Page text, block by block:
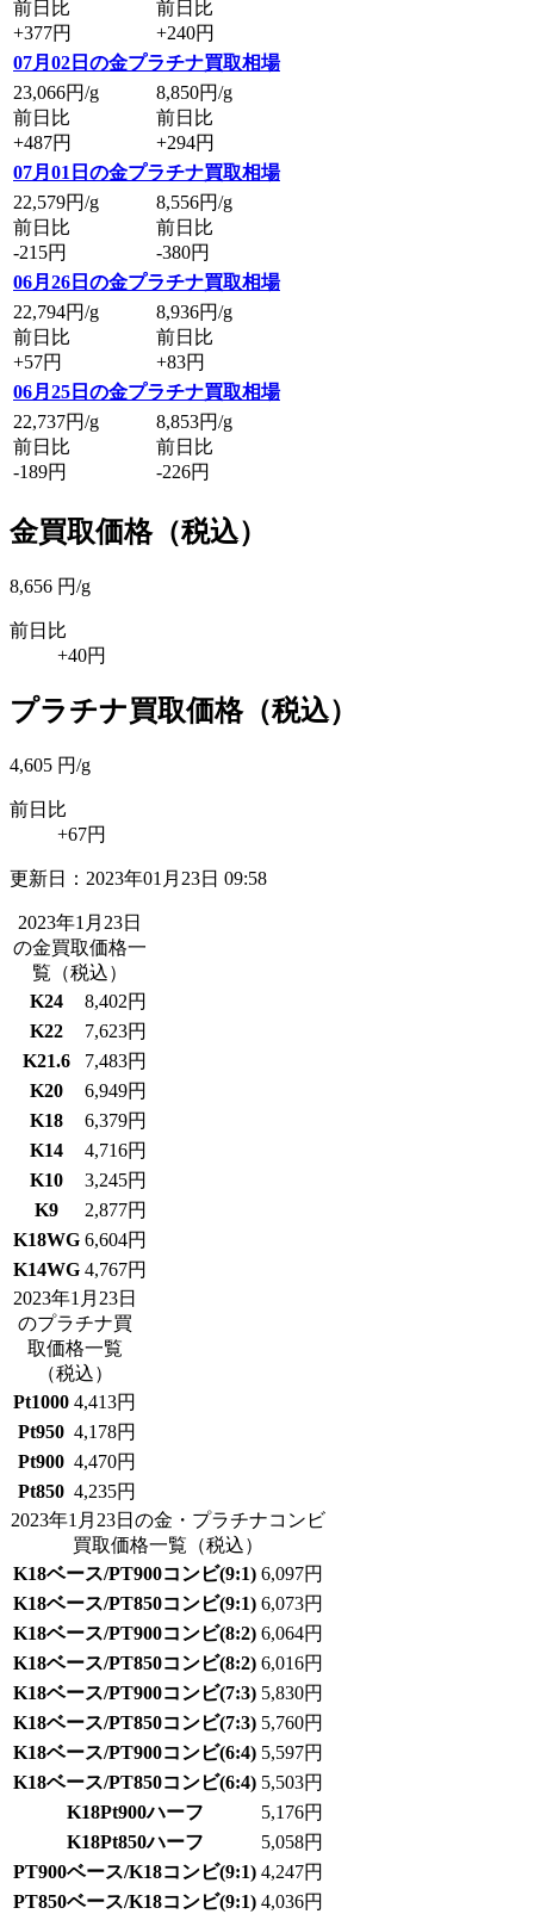
前日比
+377円
前日比
+240円
07月02日の金プラチナ買取相場
23,066円/g
前日比
+487円
8,850円/g
前日比
+294円
07月01日の金プラチナ買取相場
22,579円/g
前日比
-215円
8,556円/g
前日比
-380円
06月26日の金プラチナ買取相場
22,794円/g
前日比
+57円
8,936円/g
前日比
+83円
06月25日の金プラチナ買取相場
22,737円/g
前日比
-189円
8,853円/g
前日比
-226円
金買取価格（税込）
8,656 円/g
前日比
+40円
プラチナ買取価格（税込）
4,605 円/g
前日比
+67円
更新日： 2023年01月23日 09:58
2023年1月23日
の金買取価格一
覧 （税込）
K24
8,402円
K22
7,623円
K21.6
7,483円
K20
6,949円
K18
6,379円
K14
4,716円
K10
3,245円
K9
2,877円
K18WG 6,604円
K14WG 4,767円
2023年1月23日
のプラチナ買
取価格一覧
（税込）
Pt1000 4,413円
Pt950 4,178円
Pt900 4,470円
Pt850 4,235円
2023年1月23日の金・プラチナコンビ
買取価格一覧 （税込）
K18ベース/PT900コンビ(9:1) 6,097円
K18ベース/PT850コンビ(9:1) 6,073円
K18ベース/PT900コンビ(8:2) 6,064円
K18ベース/PT850コンビ(8:2) 6,016円
K18ベース/PT900コンビ(7:3) 5,830円
K18ベース/PT850コンビ(7:3) 5,760円
K18ベース/PT900コンビ(6:4) 5,597円
K18ベース/PT850コンビ(6:4) 5,503円
K18Pt900ハーフ
5,176円
K18Pt850ハーフ
5,058円
PT900ベース/K18コンビ(9:1) 4,247円
PT850ベース/K18コンビ(9:1) 4,036円